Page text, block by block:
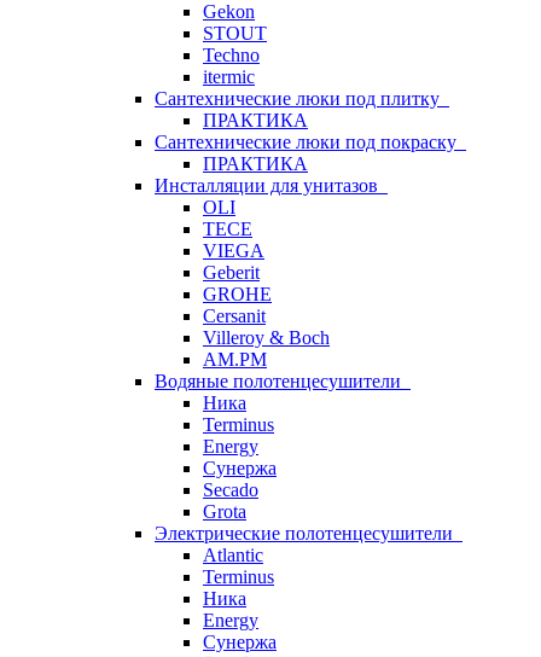
Gekon
STOUT
Techno
itermic
Сантехнические люки под плитку
ПРАКТИКА
Сантехнические люки под покраску
ПРАКТИКА
Инсталляции для унитазов
OLI
TECE
VIEGA
Geberit
GROHE
Cersanit
Villeroy & Boch
AM.PM
Водяные полотенцесушители
Ника
Terminus
Energy
Сунержа
Secado
Grota
Электрические полотенцесушители
Atlantic
Terminus
Ника
Energy
Сунержа